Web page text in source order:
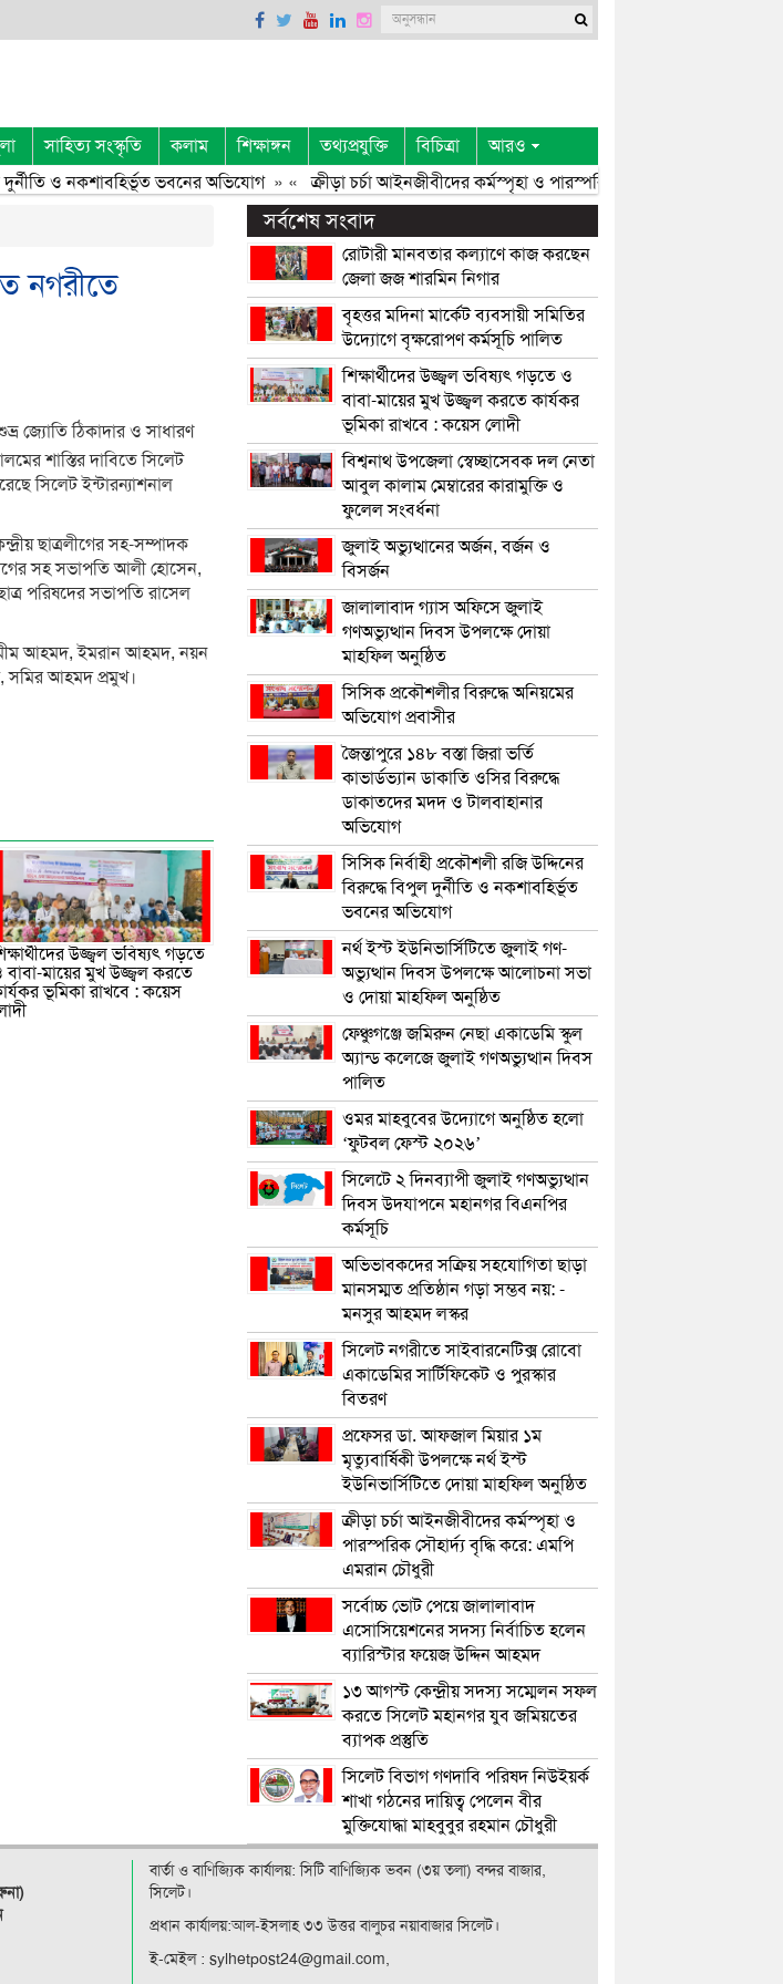
সাহিত্য সংস্কৃতি কলাম শিক্ষাঙ্গন তথ্যপ্রযুক্তি বিচিত্রা আরও
ও নকশাবহির্ভূত ভবনের অভিযোগ» « ক্রীড়া চর্চা আইনজীবীদের কর্মস্পৃহা ও পারস্পরিক সৌহার্দ্য বৃদ্ধি করে: এমপি
নগরীতে
জ্যোতি ঠিকাদার ও সাধারণ
শাস্তির দাবিতে সিলেট
সিলেট ইন্টারন্যাশনাল
ছাত্রলীগের সহ-সম্পাদক
সহ সভাপতি আলী হোসেন,
পরিষদের সভাপতি রাসেল
আহমদ, ইমরান আহমদ, নয়ন
আহমদ প্রমুখ।
উজ্জ্বল ভবিষ্যৎ গড়তে
বাবা-মায়ের মুখ উজ্জ্বল করতে
ভূমিকা রাখবে : কয়েস
সর্বশেষ সংবাদ
রোটারী মানবতার কল্যাণে কাজ করছেন
জেলা জজ শারমিন নিগার
বৃহত্তর মদিনা মার্কেট ব্যবসায়ী সমিতির
উদ্যোগে বৃক্ষরোপণ কর্মসূচি পালিত
শিক্ষার্থীদের উজ্জ্বল ভবিষ্যৎ গড়তে ও
বাবা-মায়ের মুখ উজ্জ্বল করতে কার্যকর
ভূমিকা রাখবে : কয়েস লোদী
বিশ্বনাথ উপজেলা স্বেচ্ছাসেবক দল নেতা
আবুল কালাম মেম্বারের কারামুক্তি ও
ফুলেল সংবর্ধনা
জুলাই অভ্যুত্থানের অর্জন, বর্জন ও
বিসর্জন
জালালাবাদ গ্যাস অফিসে জুলাই
গণঅভ্যুত্থান দিবস উপলক্ষে দোয়া
মাহফিল অনুষ্ঠিত
সিসিক প্রকৌশলীর বিরুদ্ধে অনিয়মের
অভিযোগ প্রবাসীর
জৈন্তাপুরে ১৪৮ বস্তা জিরা ভর্তি
কাভার্ডভ্যান ডাকাতি ওসির বিরুদ্ধে
ডাকাতদের মদদ ও টালবাহানার
অভিযোগ
সিসিক নির্বাহী প্রকৌশলী রজি উদ্দিনের
বিরুদ্ধে বিপুল দুর্নীতি ও নকশাবহির্ভূত
ভবনের অভিযোগ
নর্থ ইস্ট ইউনিভার্সিটিতে জুলাই গণ-
অভ্যুত্থান দিবস উপলক্ষে আলোচনা সভা
ও দোয়া মাহফিল অনুষ্ঠিত
ফেঞ্চুগঞ্জে জমিরুন নেছা একাডেমি স্কুল
অ্যান্ড কলেজে জুলাই গণঅভ্যুত্থান দিবস
পালিত
ওমর মাহবুবের উদ্যোগে অনুষ্ঠিত হলো
‘ফুটবল ফেস্ট ২০২৬’
সিলেটে ২ দিনব্যাপী জুলাই গণঅভ্যুত্থান
দিবস উদযাপনে মহানগর বিএনপির
কর্মসূচি
অভিভাবকদের সক্রিয় সহযোগিতা ছাড়া
মানসম্মত প্রতিষ্ঠান গড়া সম্ভব নয়: -
মনসুর আহমদ লস্কর
সিলেট নগরীতে সাইবারনেটিক্স রোবো
একাডেমির সার্টিফিকেট ও পুরস্কার
বিতরণ
প্রফেসর ডা. আফজাল মিয়ার ১ম
মৃত্যুবার্ষিকী উপলক্ষে নর্থ ইস্ট
ইউনিভার্সিটিতে দোয়া মাহফিল অনুষ্ঠিত
ক্রীড়া চর্চা আইনজীবীদের কর্মস্পৃহা ও
পারস্পরিক সৌহার্দ্য বৃদ্ধি করে: এমপি
এমরান চৌধুরী
সর্বোচ্চ ভোট পেয়ে জালালাবাদ
এসোসিয়েশনের সদস্য নির্বাচিত হলেন
ব্যারিস্টার ফয়েজ উদ্দিন আহমদ
১৩ আগস্ট কেন্দ্রীয় সদস্য সম্মেলন সফল
করতে সিলেট মহানগর যুব জমিয়তের
ব্যাপক প্রস্তুতি
সিলেট বিভাগ গণদাবি পরিষদ নিউইয়র্ক
শাখা গঠনের দায়িত্ব পেলেন বীর
মুক্তিযোদ্ধা মাহবুবুর রহমান চৌধুরী
বার্তা ও বাণিজ্যিক কার্যালয়: সিটি বাণিজ‍্যিক ভবন (৩য় তলা) বন্দর বাজার,
সিলেট।
প্রধান কার্যালয়:আল-ইসলাহ ৩৩ উত্তর বালুচর নয়াবাজার সিলেট।
ই-মেইল : sylhetpost24@gmail.com,